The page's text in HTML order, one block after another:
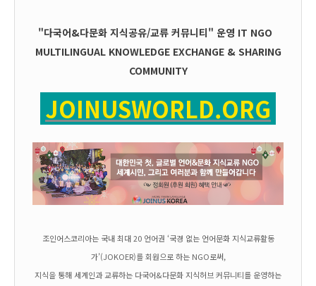
"다국어&다문화 지식공유/교류 커뮤니티" 운영 IT NGO
MULTILINGUAL KNOWLEDGE EXCHANGE & SHARING
COMMUNITY
JOINUSWORLD.ORG
조인어스코리아는 국내 최대 20 언어권 ‘국경 없는 언어문화 지식교류활동
가’(JOKOER)를 회원으로 하는 NGO로써,
지식을 통해 세계인과 교류하는 다국어&다문화 지식허브 커뮤니티를 운영하는